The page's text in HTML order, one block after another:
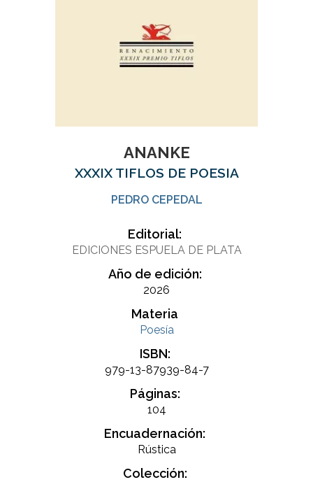
ANANKE
XXXIX TIFLOS DE POESIA
PEDRO CEPEDAL
Editorial:
EDICIONES ESPUELA DE PLATA
Año de edición:
2026
Materia
Poesía
ISBN:
979-13-87939-84-7
Páginas:
104
Encuadernación:
Rústica
Colección: